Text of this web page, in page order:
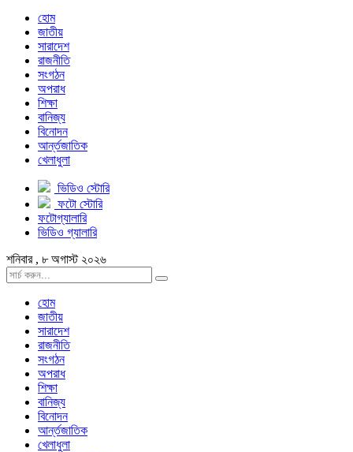
হোম
জাতীয়
সারাদেশ
রাজনীতি
সংগঠন
অপরাধ
শিক্ষা
বানিজ্য
বিনোদন
আর্ন্তজাতিক
খেলাধুলা
ভিডিও স্টোরি
ফটো স্টোরি
ফটোগ্যালারি
ভিডিও গ্যালারি
শনিবার , ৮ অগাস্ট ২০২৬
হোম
জাতীয়
সারাদেশ
রাজনীতি
সংগঠন
অপরাধ
শিক্ষা
বানিজ্য
বিনোদন
আর্ন্তজাতিক
খেলাধুলা